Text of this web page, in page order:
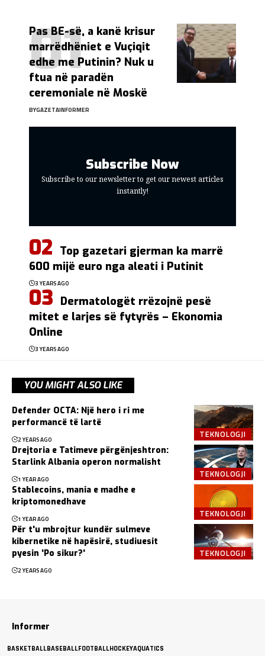
Pas BE-së, a kanë krisur
marrëdhëniet e Vuçiqit
edhe me Putinin? Nuk u
ftua në paradën
ceremoniale në Moskë
BYGAZETAINFORMER
Subscribe Now
Subscribe to our newsletter to get our newest articles
instantly!
Top gazetari gjerman ka marrë
600 mijë euro nga aleati i Putinit
3 YEARS AGO
Dermatologët rrëzojnë pesë
mitet e larjes së fytyrës – Ekonomia
Online
3 YEARS AGO
YOU MIGHT ALSO LIKE
TEKNOLOGJI
Defender OCTA: Një hero i ri me
performancë të lartë
2 YEARS AGO
TEKNOLOGJI
Drejtoria e Tatimeve përgënjeshtron:
Starlink Albania operon normalisht
1 YEAR AGO
TEKNOLOGJI
Stablecoins, mania e madhe e
kriptomonedhave
1 YEAR AGO
TEKNOLOGJI
Për t'u mbrojtur kundër sulmeve
kibernetike në hapësirë, studiuesit
pyesin 'Po sikur?'
2 YEARS AGO
Informer
BASKETBALLBASEBALLFOOTBALLHOCKEYAQUATICS